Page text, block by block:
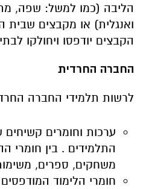
הליבה (כמו למשל: שפה,
ואנגלית) או מקבצים שבית
הקבצים יודפסו ויחולקו
החברה החרדית
לרשות תלמידי החברה
ערכות וחומרים קשיחים
התלמידים . בין חומרי
משחקים, ספרים,
חומרי הלימוד